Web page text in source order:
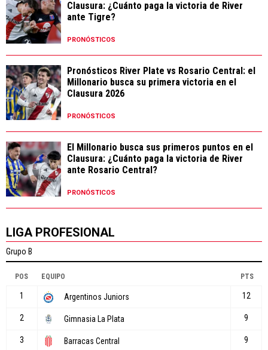
Clausura: ¿Cuánto paga la victoria de River
ante Tigre?
PRONÓSTICOS
Pronósticos River Plate vs Rosario Central: el
Millonario busca su primera victoria en el
Clausura 2026
PRONÓSTICOS
El Millonario busca sus primeros puntos en el
Clausura: ¿Cuánto paga la victoria de River
ante Rosario Central?
PRONÓSTICOS
LIGA PROFESIONAL